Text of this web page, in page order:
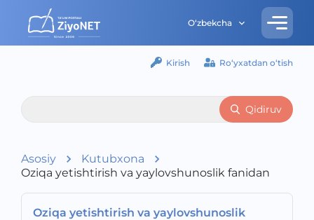
O‘zbekcha
Kirish Ro‘yxatdan o‘tish
Qidiruv
Asosiy
Kutubxona
Oziqa yetishtirish va yaylovshunoslik fanidan
Oziqa yetishtirish va yaylovshunoslik